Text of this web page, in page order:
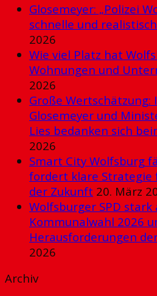
Glosemeyer: „Polizei
schnelle und
2026
Wie viel Platz hat
Wohnungen und
2026
Große Wertschätzung:
Glosemeyer und
Lies bedanken sich
2026
Smart City Wolfsburg
fordert klare Strategie
der Zukunft 20. März
Wolfsburger SPD
Kommunalwahl 2026
Herausforderungen
2026
Archiv